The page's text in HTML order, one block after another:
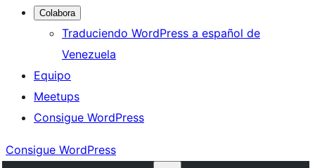
Colabora
Traduciendo WordPress a español de
Venezuela
Equipo
Meetups
Consigue WordPress
Consigue WordPress